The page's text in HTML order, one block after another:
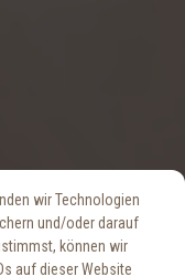
wir Technologien
und/oder darauf
können wir
auf dieser Website